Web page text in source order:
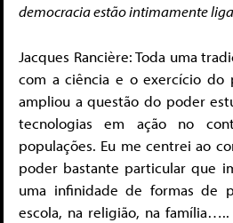
democracia estão intimamente
Jacques Rancière: Toda uma
com a ciência e o exercício do
ampliou a questão do poder
tecnologias em ação no
populações. Eu me centrei ao
poder bastante particular que
uma infinidade de formas de
escola, na religião, na